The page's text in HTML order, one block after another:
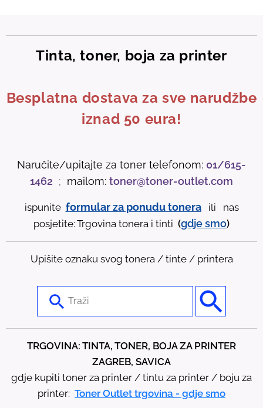
Tinta, toner, boja za printer
Besplatna dostava za sve narudžbe
iznad 50 eura!
Naručite/upitajte za toner telefonom: 01/615-
1462 ; mailom: toner@toner-outlet.com
ispunite formular za ponudu tonera
ili nas
posjetite: Trgovina tonera i tinti (gdjesmo)
Upišite oznaku svog tonera / tinte / printera
t
TRGOVINA: TINTA, TONER, BOJA ZA PRINTER
ZAGREB, SAVICA
gdje kupiti toner za printer / tintu za printer / boju za
printer: Toner Outlet trgovina - gdje smo